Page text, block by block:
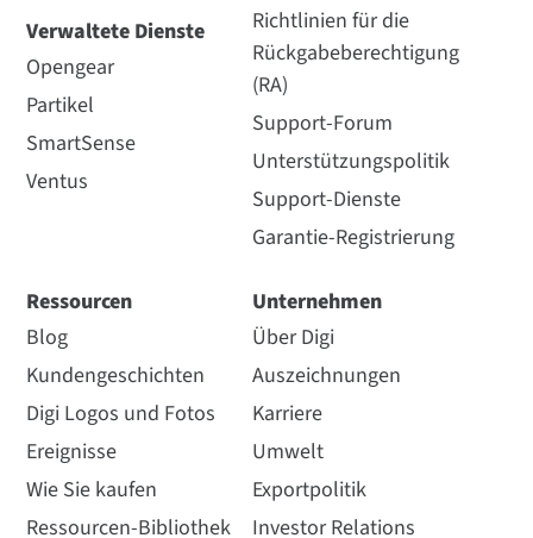
Verwaltete Dienste
Opengear
Partikel
SmartSense
Ventus
Richtlinien für die
Rückgabeberechtigung
(RA)
Support-Forum
Unterstützungspolitik
Support-Dienste
Garantie-Registrierung
Ressourcen
Blog
Kundengeschichten
Digi Logos und Fotos
Ereignisse
Wie Sie kaufen
Ressourcen-Bibliothek
Unternehmen
Über Digi
Auszeichnungen
Karriere
Umwelt
Exportpolitik
Investor Relations